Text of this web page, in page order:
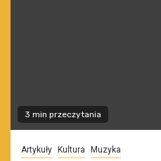
3 min przeczytania
Artykuły Kultura Muzyka